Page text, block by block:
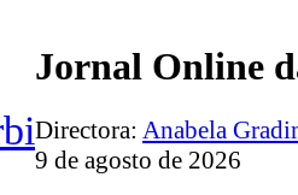
Jornal Online
Directora: Anabela
9 de agosto de 2026